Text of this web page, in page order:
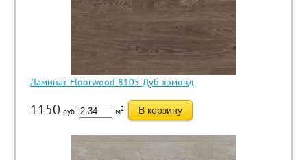
Ламинат Floorwood 8105 Дуб хэмонд
1150 руб. м2 В корзину